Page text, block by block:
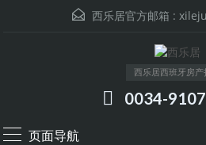
西乐居官方邮箱 :
西乐居西班牙房产
0034-
页面导航